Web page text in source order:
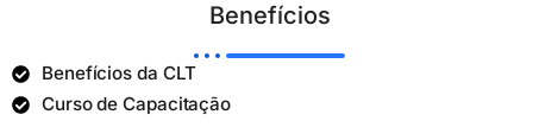
Benefícios
Benefícios da CLT
Curso de Capacitação